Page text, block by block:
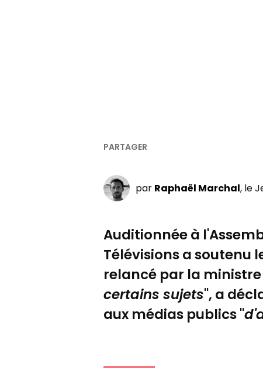
par Raphaël Marchal, le
Auditionnée à
Télévisions a soutenu
relancé par la
certains sujets", a
aux médias publics "